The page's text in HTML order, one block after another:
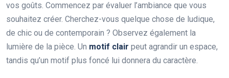
vos goûts. Commencez par évaluer l’ambiance que vous
souhaitez créer. Cherchez-vous quelque chose de ludique,
de chic ou de contemporain ? Observez également la
lumière de la pièce. Un motif clair peut agrandir un espace,
tandis qu’un motif plus foncé lui donnera du caractère.